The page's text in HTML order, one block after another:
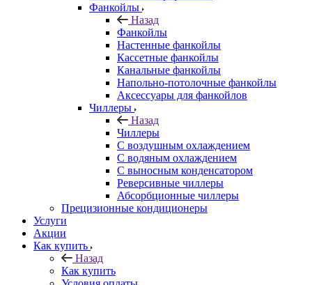
Фанкойлы
Назад
Фанкойлы
Настенные фанкойлы
Кассетные фанкойлы
Канальные фанкойлы
Напольно-потолочные фанкойлы
Аксессуары для фанкойлов
Чиллеры
Назад
Чиллеры
С воздушным охлаждением
С водяным охлаждением
С выносным конденсатором
Реверсивные чиллеры
Абсорбционные чиллеры
Прецизионные кондиционеры
Услуги
Акции
Как купить
Назад
Как купить